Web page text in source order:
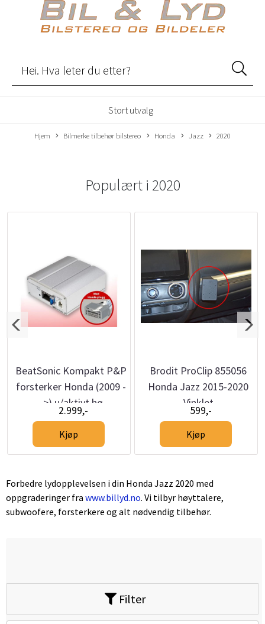
Stort utvalg
Hjem Bilmerke tilbehør bilstereo Honda Jazz 2020
Populært i 2020
BeatSonic Kompakt P&P
forsterker Honda (2009 -
->) u/aktivt hø
2.999,-
Kjøp
Brodit ProClip 855056
Honda Jazz 2015-2020
Vinklet
599,-
Kjøp
Forbedre lydopplevelsen i din Honda Jazz 2020 med
oppgraderinger fra www.billyd.no. Vi tilbyr høyttalere,
subwoofere, forsterkere og alt nødvendig tilbehør.
Filter